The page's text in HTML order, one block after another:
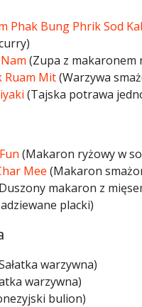
Phak Bung Phrik Sod
(Zupa z makaronem
Ruam Mit(Warzywa
(Tajska potrawa
(Makaron ryżowy w
Mee (Makaron
makaron z
placki)
warzywna)
warzywna)
bulion)